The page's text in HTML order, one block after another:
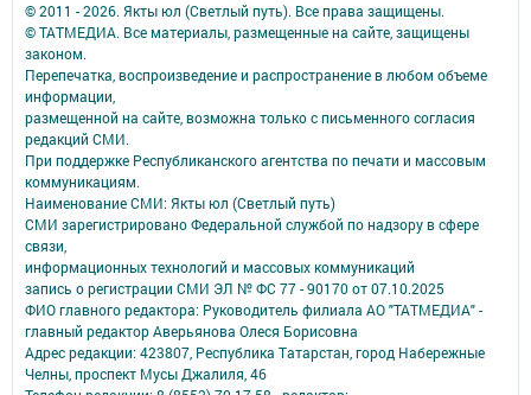
© 2011 - 2026. Якты юл (Светлый путь). Все права защищены.
© ТАТМЕДИА. Все материалы, размещенные на сайте, защищены
законом.
Перепечатка, воспроизведение и распространение в любом объеме
информации,
размещенной на сайте, возможна только с письменного согласия
редакций СМИ.
При поддержке Республиканского агентства по печати и массовым
коммуникациям.
Наименование СМИ: Якты юл (Светлый путь)
СМИ зарегистрировано Федеральной службой по надзору в сфере
связи,
информационных технологий и массовых коммуникаций
запись о регистрации СМИ ЭЛ № ФС 77 - 90170 от 07.10.2025
ФИО главного редактора: Руководитель филиала АО "ТАТМЕДИА" -
главный редактор Аверьянова Олеся Борисовна
Адрес редакции: 423807, Республика Татарстан, город Набережные
Челны, проспект Мусы Джалиля, 46